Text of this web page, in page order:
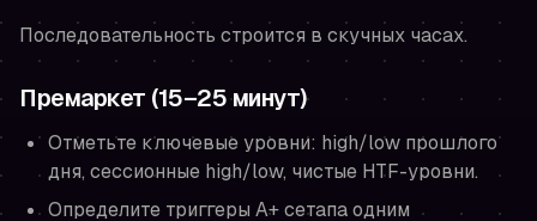
Последовательность строится в скучных часах.
Премаркет (15–25 минут)
Отметьте ключевые уровни: high/low прошлого
дня, сессионные high/low, чистые HTF-уровни.
Определите триггеры A+ сетапа одним